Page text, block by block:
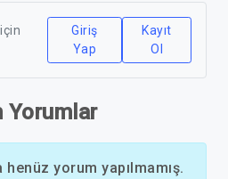
Giriş
Yap
Kayıt
Ol
Yorumlar
henüz yorum yapılmamış.